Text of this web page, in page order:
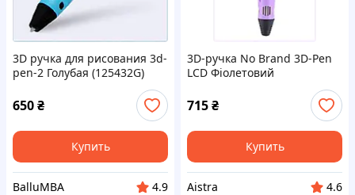
3D ручка для рисования 3d-
pen-2 Голубая (125432G)
650₴
Купить
BalluMBA
4.9
3D-ручка No Brand 3D-Pen
LCD Фіолетовий
(2104619155), 903P2M4X68
715₴
Купить
Aistra
4.6